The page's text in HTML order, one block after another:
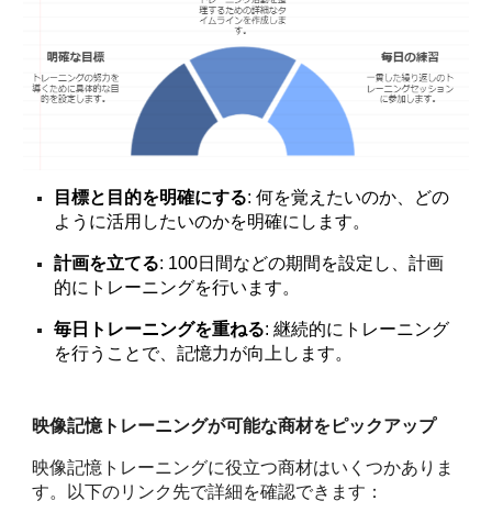
目標と目的を明確にする: 何を覚えたいのか、どの
ように活用したいのかを明確にします。
計画を立てる: 100日間などの期間を設定し、計画
的にトレーニングを行います。
毎日トレーニングを重ねる: 継続的にトレーニング
を行うことで、記憶力が向上します。
映像記憶トレーニングが可能な商材をピックアップ
映像記憶トレーニングに役立つ商材はいくつかありま
す。以下のリンク先で詳細を確認できます：